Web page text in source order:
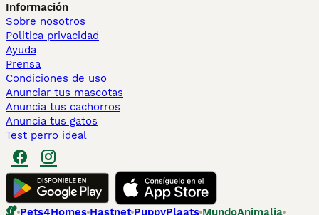
Información
Sobre nosotros
Politica privacidad
Ayuda
Prensa
Condiciones de uso
Anunciar tus mascotas
Anuncia tus cachorros
Anuncia tus gatos
Test perro ideal